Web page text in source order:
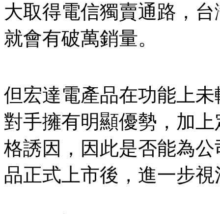
大取得電信獨賣通路，
就會有破萬銷量。
但宏達電產品在功能上
對手擁有明顯優勢，加
格誘因，因此是否能為
品正式上市後，進一步